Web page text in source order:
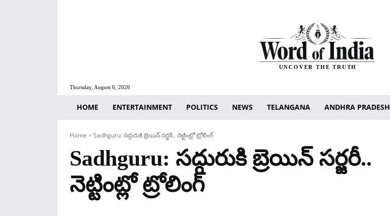
Thursday, August 6, 2026
UNCOVER THE TRUTH
HOME ENTERTAINMENT POLITICS NEWS TELANGANA ANDHRA PRADESH
Home Sadhguru: సద్గురుకి బ్రెయిన్ సర్జరీ.. నెట్టింట్లో ట్రోలింగ్
Sadhguru: సద్గురుకి బ్రెయిన్ సర్జరీ..
నెట్టింట్లో ట్రోలింగ్